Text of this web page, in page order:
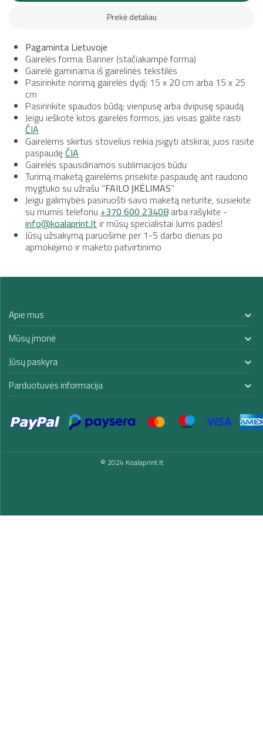
Prekė detaliau
Pagaminta Lietuvoje
Gairelės forma: Banner (stačiakampė forma)
Gairelė gaminama iš gairelinės tekstilės
Pasirinkite norimą gairelės dydį: 15 x 20 cm arba 15 x 25
cm
Pasirinkite spaudos būdą: vienpusę arba dvipusę spaudą
Jeigu ieškote kitos gairelės formos, jas visas galite rasti
ČIA
Gairelėms skirtus stovelius reikia įsigyti atskirai, juos rasite
paspaudę ČIA
Gairelės spausdinamos sublimacijos būdu
Turimą maketą gairelėms prisekite paspaudę ant raudono
mygtuko su užrašu "FAILO ĮKĖLIMAS"
Jeigu galimybės pasiruošti savo maketą neturite, susiekite
su mumis telefonu +370 600 23408 arba rašykite -
info@koalaprint.lt ir mūsų specialistai Jums padės!
Jūsų užsakymą paruošime per 1-5 darbo dienas po
apmokėjimo ir maketo patvirtinimo
Apie mus 
Mūsų įmonė 
Jūsų paskyra 
Parduotuvės informacija 
© 2024 Koalaprint.lt